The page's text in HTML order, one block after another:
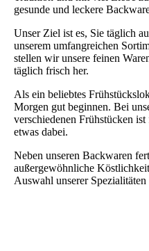
gesunde und leckere
Unser Ziel ist es, Sie täglich
unserem umfangreichen
stellen wir unsere feinen
täglich frisch her.
Als ein beliebtes
Morgen gut beginnen. Bei
verschiedenen Frühstücken
etwas dabei.
Neben unseren Backwaren
außergewöhnliche
Auswahl unserer